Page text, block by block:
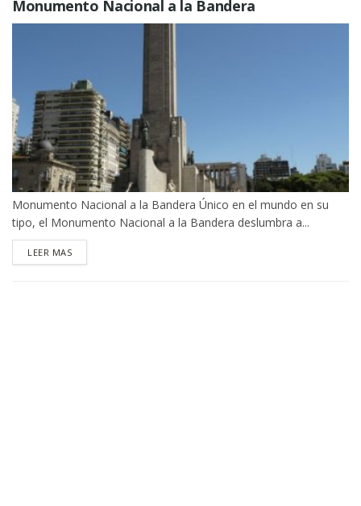
Monumento Nacional a la Bandera
Monumento Nacional a la Bandera Único en el mundo en su
tipo, el Monumento Nacional a la Bandera deslumbra a...
LEER MASDETAILS